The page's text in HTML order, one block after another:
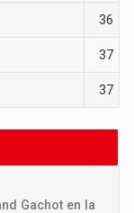
36
37
37
Gachot en la